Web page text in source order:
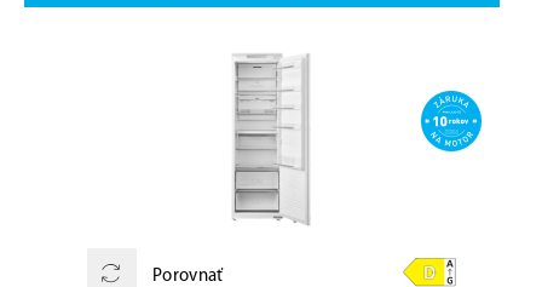
Porovnať